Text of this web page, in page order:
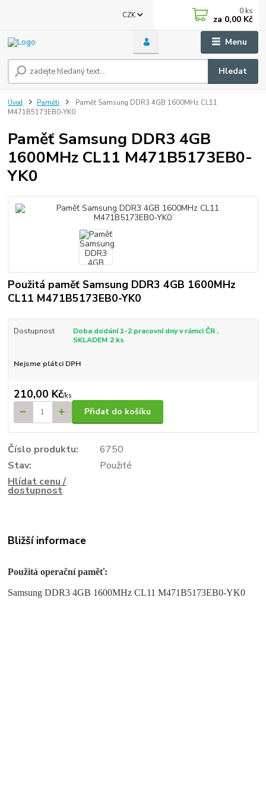
Menu
CZK
Hledat
0 ks
za 0,00 Kč
Úvod Paměti
Paměť Samsung DDR3 4GB 1600MHz CL11
M471B5173EB0-YK0
Paměť Samsung DDR3 4GB
1600MHz CL11 M471B5173EB0-
YK0
Použitá paměť Samsung DDR3 4GB 1600MHz
CL11 M471B5173EB0-YK0
Dostupnost
Doba dodání 1-2 pracovní dny v rámci ČR ,
SKLADEM 2 ks
Nejsme plátci DPH
210,00 Kč/ks
Přidat do košíku
Číslo produktu:
6750
Stav:
Použité
Hlídat cenu /
dostupnost
Bližší informace
Použitá operační paměť:
Samsung DDR3 4GB 1600MHz CL11 M471B5173EB0-YK0